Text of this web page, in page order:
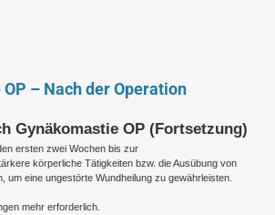
– Nach der Operation
Gynäkomastie OP (Fortsetzung)
ersten zwei Wochen bis zur
körperliche Tätigkeiten bzw. die Ausübung von
um eine ungestörte Wundheilung zu gewährleisten.
mehr erforderlich.